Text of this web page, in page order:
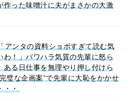
作った味噌汁に夫がまさかの大激
アンタの資料ショボすぎて読む気
わ！」パワハラ気質の先輩に怒ら
ある日仕事を無理やり押し付けら
璧な企画案”で先輩に大恥をかかせ
・・